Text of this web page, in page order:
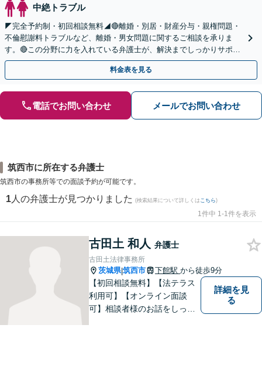
中絶トラブル
◤完全予約制・初回相談無料◢🔴離婚・別居・財産分与・親権問題・
不倫慰謝料トラブルなど、離婚・男女問題に関するご相談を承りま
す。🔴この分野に力を入れている弁護士が、解決までしっかりサポー
トいたします。まずはお気軽にお問い合わせください。
料金表を見る
電話でお問い合わせ メールでお問い合わせ
筑西市に所在する弁護士
筑西市の事務所等での面談予約が可能です。
1 人の弁護士が見つかりました (検索結果について詳しくは こちら)
1件中 1-1件を表示
古田土 和人 弁護士
古田土法律事務所
茨城県|筑西市 下館駅 から徒歩9分
【初回相談無料】【法テラス
利用可】【オンライン面談
可】相談者様のお話をしっか
詳細を見
る